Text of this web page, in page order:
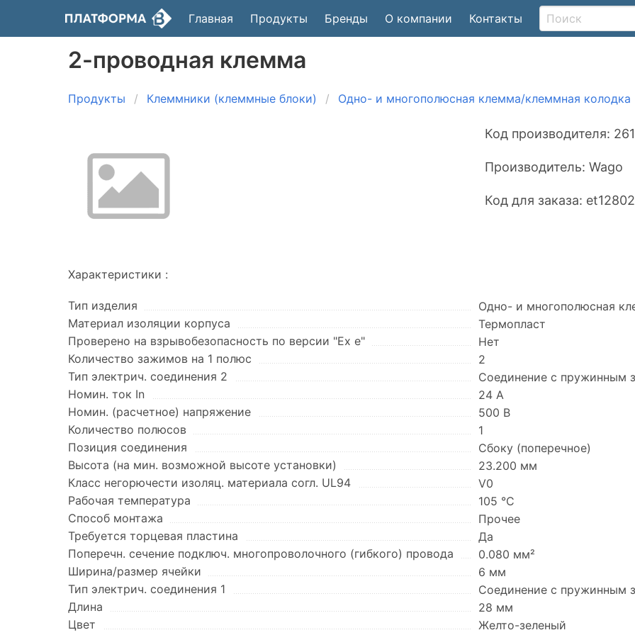
Главная Продукты Бренды О компании Контакты
2-проводная клемма
Продукты Клеммники (клеммные блоки) Одно- и многополюсная клемма/клеммная колодка
Код производителя:
Производитель: Wago
Код для заказа:
Характеристики :
Тип изделия
Одно- и многополюсная
Материал изоляции корпуса
Термопласт
Проверено на взрывобезопасность по версии "Ex e"
Нет
Количество зажимов на 1 полюс
2
Тип электрич. соединения 2
Соединение с пружинным
Номин. ток In
24 А
Номин. (расчетное) напряжение
500 В
Количество полюсов
1
Позиция соединения
Сбоку (поперечное)
Высота (на мин. возможной высоте установки)
23.200 мм
Класс негорючести изоляц. материала согл. UL94
V0
Рабочая температура
105 °C
Способ монтажа
Прочее
Требуется торцевая пластина
Да
Поперечн. сечение подключ. многопроволочного (гибкого) провода
0.080 мм²
Ширина/размер ячейки
6 мм
Тип электрич. соединения 1
Соединение с пружинным
Длина
28 мм
Цвет
Желто-зеленый